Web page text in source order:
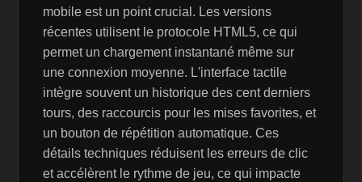
mobile est un point crucial. Les versions
récentes utilisent le protocole HTML5, ce qui
permet un chargement instantané même sur
une connexion moyenne. L'interface tactile
intègre souvent un historique des cent derniers
tours, des raccourcis pour les mises favorites, et
un bouton de répétition automatique. Ces
détails techniques réduisent les erreurs de clic
et accélèrent le rythme de jeu, ce qui impacte